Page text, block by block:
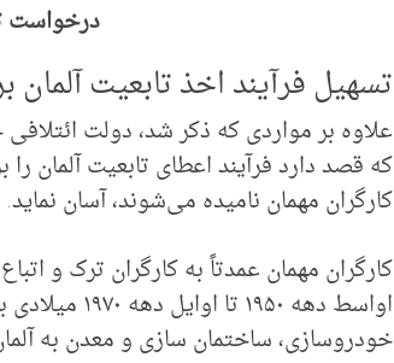
درخواست
تسهیل فرآیند اخذ تابعیت آلمان
که قصد دارد فرآیند اعطای تابعیت آلمان
کارگران مهمان نامیده می‌شوند، آسان نماید.
کارگران مهمان عمدتاً به کارگران ترک و
اواسط دهه
خودروسازی، ساختمان سازی و معدن به